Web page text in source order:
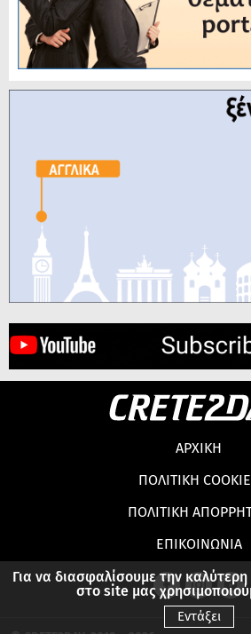
Για να διασφαλίσουμε την
στο site μας
Εντάξει
ΑΡΧΙΚΗ
ΠΟΛΙΤΙΚΗ
ΠΟΛΙΤΙΚΗ
ΕΠΙΚΟΙΝΩΝΙΑ